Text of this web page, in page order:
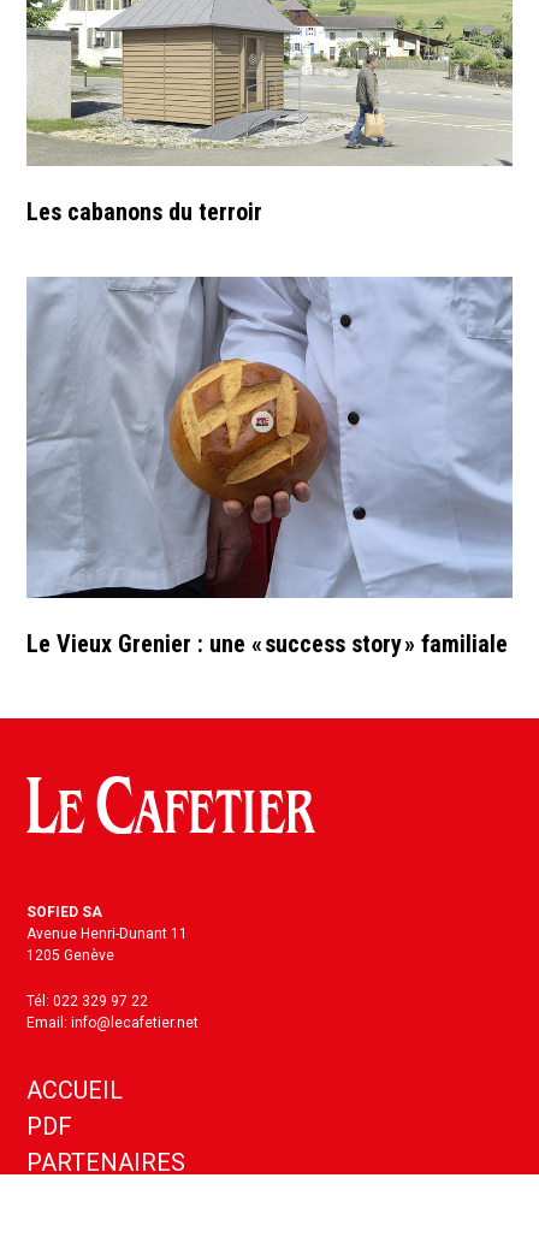
Les cabanons du terroir
Le Vieux Grenier : une « success story » familiale
SOFIED SA
Avenue Henri-Dunant 11
1205 Genève
Tél: 022 329 97 22
Email: info@lecafetier.net
ACCUEIL
PDF
PARTENAIRES